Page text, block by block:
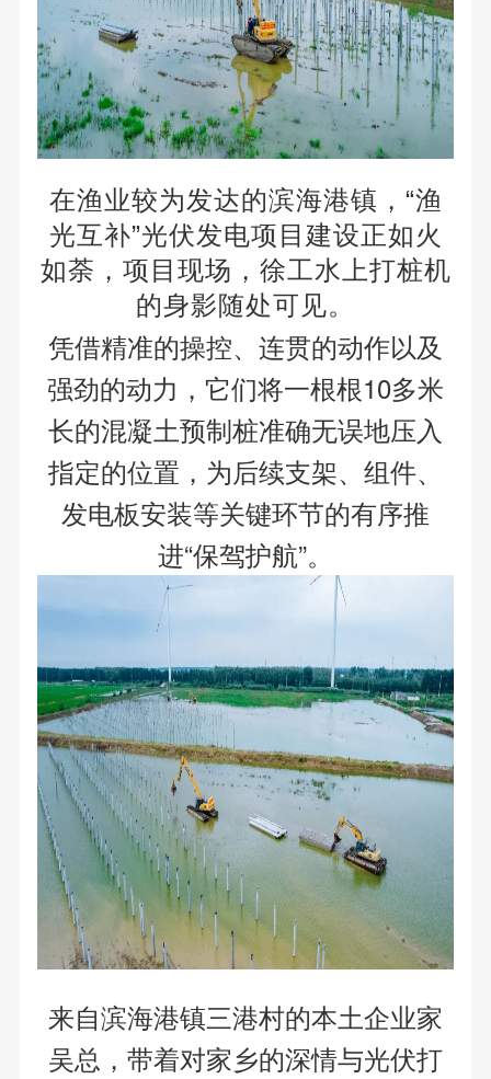
在渔业较为发达的滨海港镇，“渔
光互补”光伏发电项目建设正如火
如荼，项目现场，徐工水上打桩机
的身影随处可见。
凭借精准的操控、连贯的动作以及
强劲的动力，它们将一根根10多米
长的混凝土预制桩准确无误地压入
指定的位置，为后续支架、组件、
发电板安装等关键环节的有序推
进“保驾护航”。
来自滨海港镇三港村的本土企业家
吴总，带着对家乡的深情与光伏打